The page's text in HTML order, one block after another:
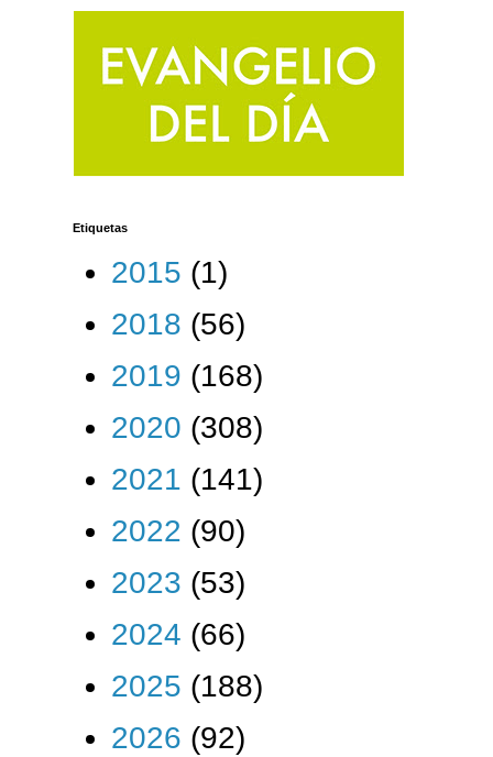
Etiquetas
2015 (1)
2018 (56)
2019 (168)
2020 (308)
2021 (141)
2022 (90)
2023 (53)
2024 (66)
2025 (188)
2026 (92)